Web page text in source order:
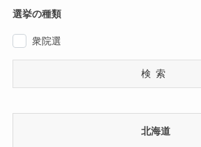
選挙の種類
衆院選
検索
北海道